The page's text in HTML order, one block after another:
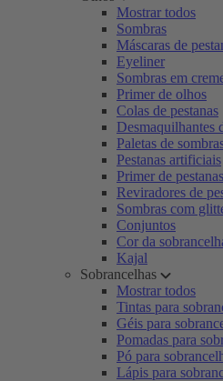
Mostrar todos
Sombras
Máscaras de
Eyeliner
Sombras em
Primer de olhos
Colas de pestanas
Desmaquilhantes
Paletas de
Pestanas artificiais
Primer de pestanas
Reviradores de
Sombras com
Conjuntos
Cor da
Kajal
Sobrancelhas
Mostrar todos
Tintas para
Géis para
Pomadas para
Pó para
Lápis para